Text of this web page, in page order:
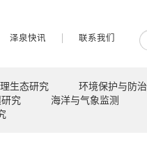
泽泉快讯 联系我们
生态研究 环境保护与防治
究 海洋与气象监测